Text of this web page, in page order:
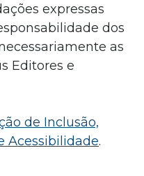
expressas
dos
as
Editores e
de Inclusão,
Acessibilidade.